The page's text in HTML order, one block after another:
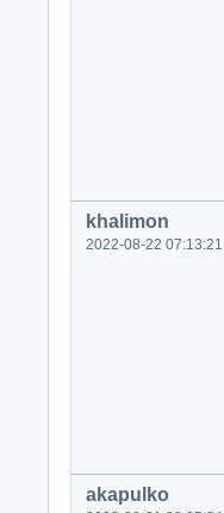
khalimon
2022-08-22 07:13:21
akapulko